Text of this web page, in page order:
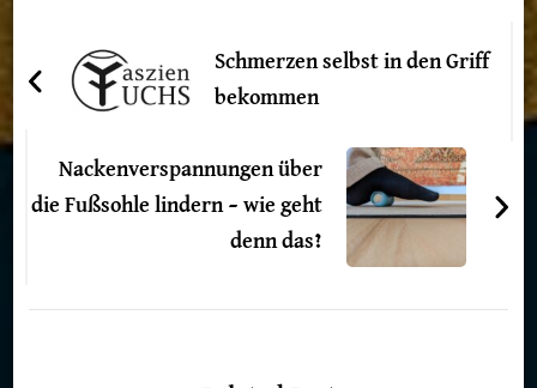
Navigation
Schmerzen selbst in den Griff
bekommen
Nackenverspannungen über
die Fußsohle lindern – wie geht
denn das?